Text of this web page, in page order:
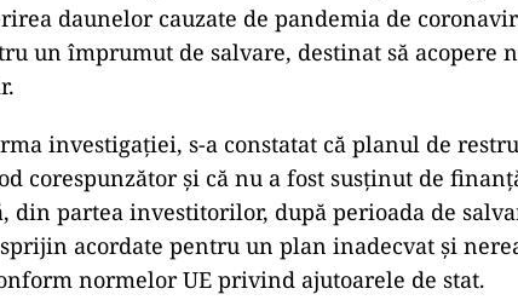
daunelor cauzate de pandemia de
un împrumut de salvare, destinat să acopere
investigației, s-a constatat că planul de
corespunzător și că nu a fost susținut de
din partea investitorilor, după perioada de
acordate pentru un plan inadecvat și
normelor UE privind ajutoarele de stat.